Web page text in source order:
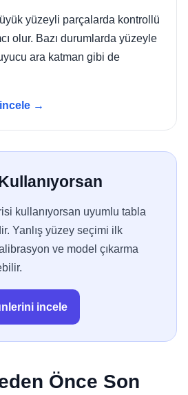
yüzeyli parçalarda kontrollü
olur. Bazı durumlarda yüzeyle
ara katman gibi de
incele →
kullanıyorsan uyumlu tabla
Yanlış yüzey seçimi ilk
ve model çıkarma
incele
Önce Son